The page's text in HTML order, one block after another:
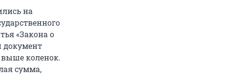
на
«Закона о
документ
коленок.
сумма,